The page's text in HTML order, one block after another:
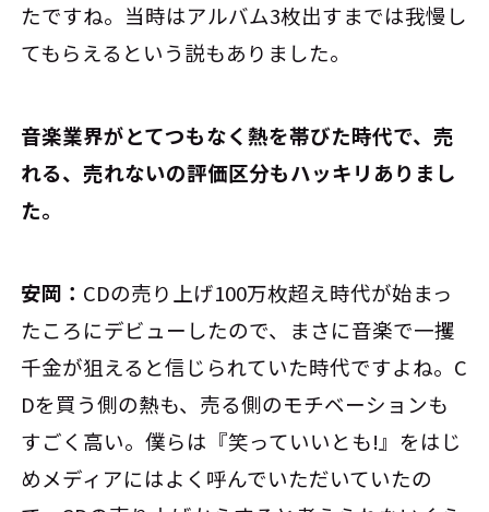
たですね。当時はアルバム3枚出すまでは我慢し
てもらえるという説もありました。
――音楽業界がとてつもなく熱を帯びた時代で、売
れる、売れないの評価区分もハッキリありまし
た。
安岡： CDの売り上げ100万枚超え時代が始まっ
たころにデビューしたので、まさに音楽で一攫
千金が狙えると信じられていた時代ですよね。C
Dを買う側の熱も、売る側のモチベーションも
すごく高い。僕らは『笑っていいとも!』をはじ
めメディアにはよく呼んでいただいていたの